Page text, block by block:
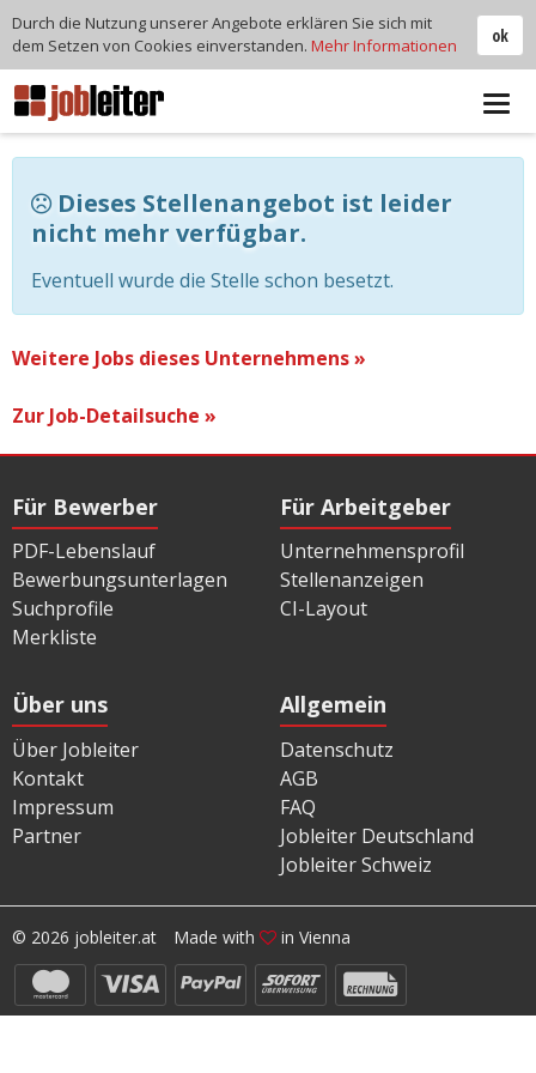
Dieses Stellenangebot ist leider
nicht mehr verfügbar.
Eventuell wurde die Stelle schon besetzt.
Weitere Jobs dieses Unternehmens »
Zur Job-Detailsuche »
Für Bewerber
PDF-Lebenslauf
Bewerbungsunterlagen
Suchprofile
Merkliste
Für Arbeitgeber
Unternehmensprofil
Stellenanzeigen
CI-Layout
Über uns
Über Jobleiter
Kontakt
Impressum
Partner
Allgemein
Datenschutz
AGB
FAQ
Jobleiter Deutschland
Jobleiter Schweiz
© 2026 jobleiter.at Made with in Vienna
ok
Durch die Nutzung unserer Angebote erklären Sie sich mit
dem Setzen von Cookies einverstanden. Mehr Informationen